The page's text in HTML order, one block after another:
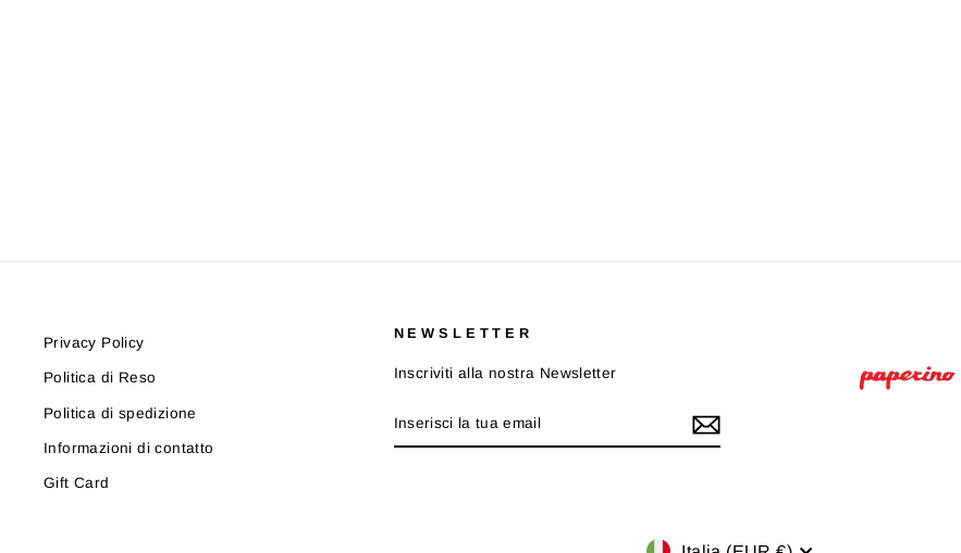
Privacy Policy
Politica di Reso
Politica di spedizione
Informazioni di contatto
Gift Card
NEWSLETTER
Inscriviti alla nostra Newsletter
LA
TUA
Valuta